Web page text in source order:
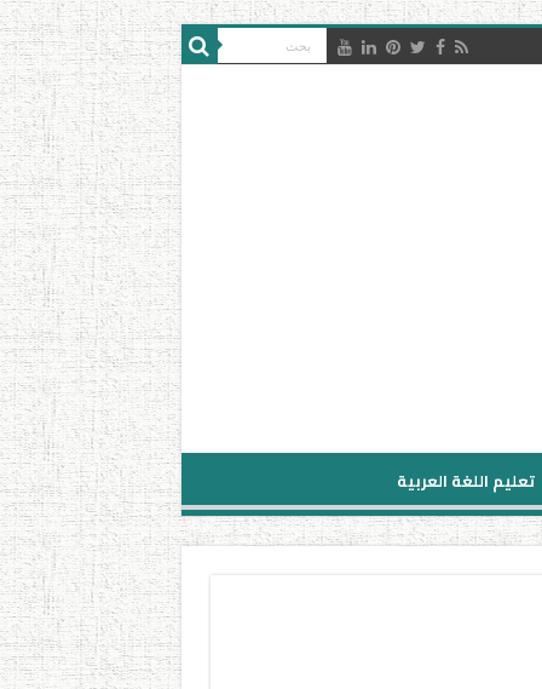
تعليم اللغة العربية